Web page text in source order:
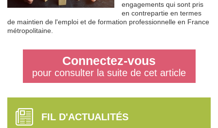
engagements qui sont pris
en contrepartie en termes
de maintien de l'emploi et de formation professionnelle en France
métropolitaine.
Connectez-vous
pour consulter la suite de cet article
FIL D'ACTUALITÉS